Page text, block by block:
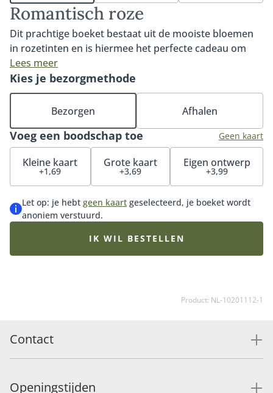
Romantisch roze
Dit prachtige boeket bestaat uit de mooiste bloemen
in rozetinten en is hiermee het perfecte cadeau om
een dierbare mee te verrassen. De speelse en luchtige
stijl in combinatie met dagverse seizoensbloemen
maakt van dit boeket een ware favoriet. Een
bijzondere manier om iemands dag te maken.
Lees meer
Voeg een boodschap toe Geen kaart
Kleine kaart
+1,69
Grote kaart
+3,69
Eigen ontwerp
+3,99
Let op: je hebt geen kaart geselecteerd, je boeket wordt
anoniem verstuurd.
Kies je bezorgmethode
Bezorgen Afhalen
IK WIL BESTELLEN
Product: NL-10201112-1
Contact
Openingstijden